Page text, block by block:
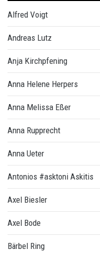
Alfred Voigt
Andreas Lutz
Anja Kirchpfening
Anna Helene Herpers
Anna Melissa Eßer
Anna Rupprecht
Anna Ueter
Antonios #asktoni Askitis
Axel Biesler
Axel Bode
Bärbel Ring